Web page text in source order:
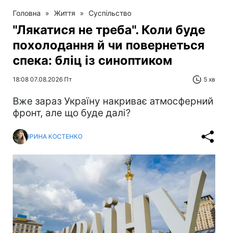
Головна » Життя » Суспільство
"Лякатися не треба". Коли буде
похолодання й чи повернеться
спека: бліц із синоптиком
18:08 07.08.2026 Пт 5 хв
Вже зараз Україну накриває атмосферний
фронт, але що буде далі?
ІРИНА КОСТЕНКО